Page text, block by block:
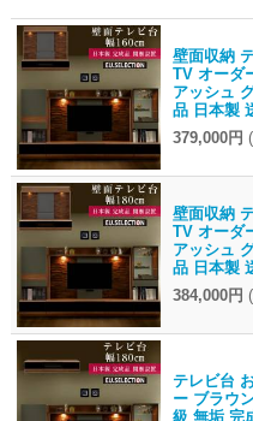
壁面収納
TV オーダ
アッシュ
品 日本製
379,000円
壁面収納
TV オーダ
アッシュ
品 日本製
384,000円
テレビ台
ー ブラウ
級 無垢 完